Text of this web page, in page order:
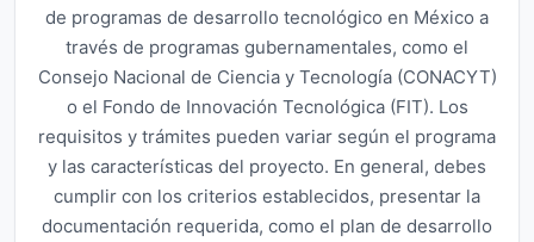
de programas de desarrollo tecnológico en México a
través de programas gubernamentales, como el
Consejo Nacional de Ciencia y Tecnología (CONACYT)
o el Fondo de Innovación Tecnológica (FIT). Los
requisitos y trámites pueden variar según el programa
y las características del proyecto. En general, debes
cumplir con los criterios establecidos, presentar la
documentación requerida, como el plan de desarrollo